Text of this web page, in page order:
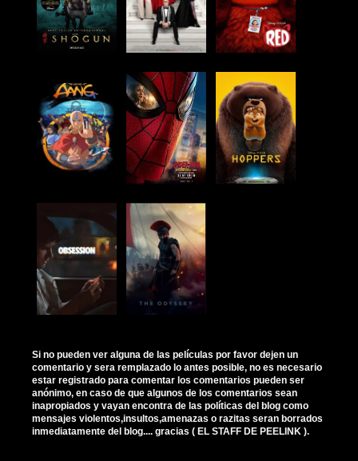
Si no pueden ver alguna de las películas por favor dejen un
comentario y sera remplazado lo antes posible, no es necesario
estar registrado para comentar los comentarios pueden ser
anónimo, en caso de que algunos de los comentarios sean
inapropiados y vayan encontra de las políticas del blog como
mensajes violentos,insultos,amenazas o razitas seran borrados
inmediatamente del blog.... gracias ( EL STAFF DE PEELINK ).